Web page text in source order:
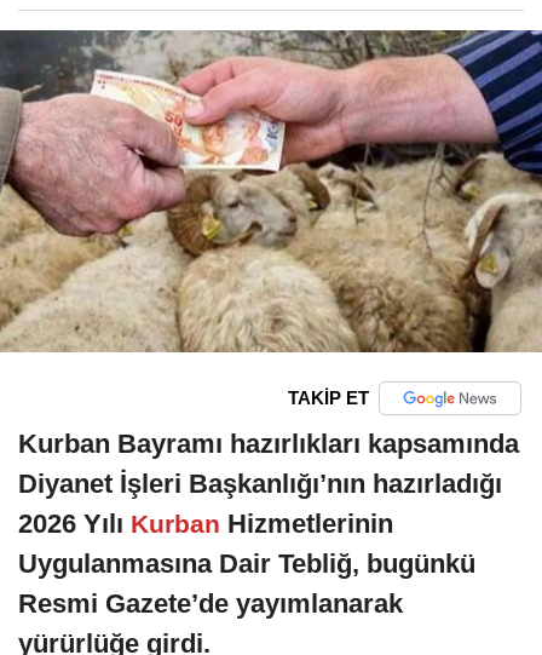
TAKİP ET
Kurban Bayramı hazırlıkları kapsamında
Diyanet İşleri Başkanlığı’nın hazırladığı
2026 Yılı Kurban Hizmetlerinin
Uygulanmasına Dair Tebliğ, bugünkü
Resmi Gazete’de yayımlanarak
yürürlüğe girdi.